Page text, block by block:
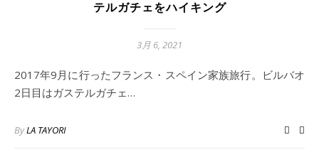
テルガチェをハイキング
3月 6, 2021
2017年9月に行ったフランス・スペイン家族旅行。ビルバオ
2日目はガステルガチェ…
ByLA TAYORI